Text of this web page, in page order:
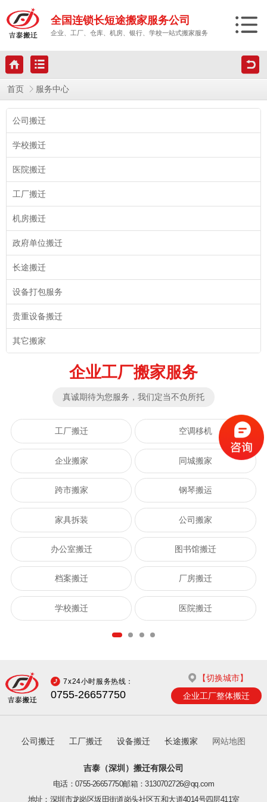
全国连锁长短途搬家服务公司
企业、工厂、仓库、机房、银行、学校一站式搬家服务
首页 服务中心
公司搬迁
学校搬迁
医院搬迁
工厂搬迁
机房搬迁
政府单位搬迁
长途搬迁
设备打包服务
贵重设备搬迁
其它搬家
企业工厂搬家服务
真诚期待为您服务，我们定当不负所托
工厂搬迁 空调移机
企业搬家 同城搬家
跨市搬家 钢琴搬运
家具拆装 公司搬家
办公室搬迁 图书馆搬迁
档案搬迁 厂房搬迁
学校搬迁 医院搬迁
7x24小时服务热线：
0755-26657750
【切换城市】
企业工厂整体搬迁
公司搬迁 工厂搬迁 设备搬迁 长途搬家 网站地图
吉泰（深圳）搬迁有限公司
电话：0755-26657750邮箱：3130702726@qq.com
地址：深圳市龙岗区坂田街道岗头社区五和大道4014号四层411室